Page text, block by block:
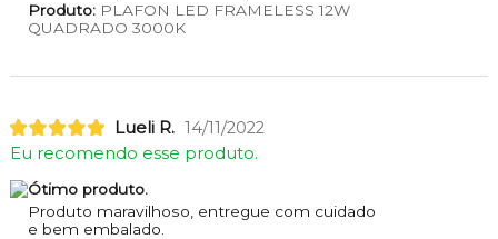
Produto:PLAFON LED FRAMELESS 12W
QUADRADO 3000K
Lueli R. 14/11/2022
Eu recomendo esse produto.
Ótimo produto.
Produto maravilhoso, entregue com cuidado
e bem embalado.